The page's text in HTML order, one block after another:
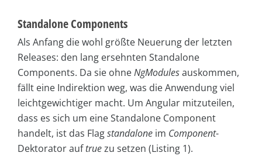
Standalone Components
Als Anfang die wohl größte Neuerung der letzten
Releases: den lang ersehnten Standalone
Components. Da sie ohneNgModulesauskommen,
fällt eine Indirektion weg, was die Anwendung viel
leichtgewichtiger macht. Um Angular mitzuteilen,
dass es sich um eine Standalone Component
handelt, ist das Flagstandalone im Component-
Dektorator auftruezu setzen (Listing 1).